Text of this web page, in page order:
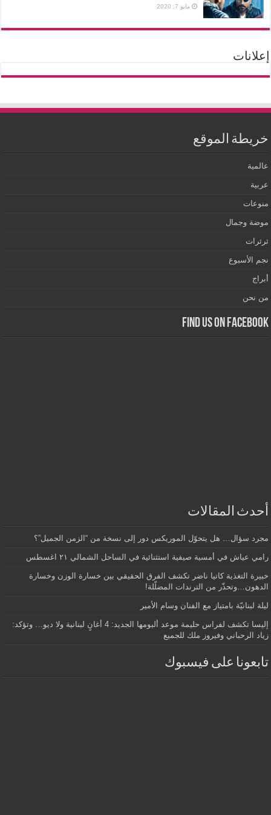
مايو 7, 2020
إعلانات
خريطة الموقع
عالمية
عربية
منوعات
موضة وجمال
ثرثرات
نجم الأسبوع
أبراج
من نحن
Find us on Facebook
أحدث المقالات
مجرد سؤال… هل يتحوّل الموريكس دور إلى نسخة من “الزمن الجميل”؟
رامي عياش في أمسية صيفية استثنائية في الساحل الشمالي ٢١ اغسطس
خبيرة التغذية كاتيا ناضر تكشف الفرق الحقيقي بين خسارة الوزن وخسارة
الدهون…وتحذّر من الترندات المضلّلة!
ليلة لبنانيّة بامتياز مع الفنان وسام الأمير
إليسا تكشف لفراس حليمة موعد ألبومها الجديد: 4 أغانٍ لبنانية ولا ديو… وتؤكد:
زياد الرحباني وفيروز ملك للجميع
تابعونا على فيسبوك